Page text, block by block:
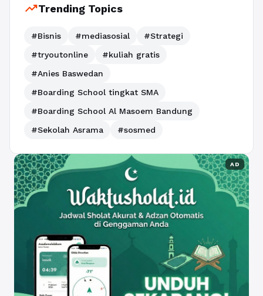
trending_upTrending Topics
#Bisnis #mediasosial
#Strategi
#tryoutonline
#kuliah gratis
#Anies Baswedan
#Boarding School tingkat SMA
#Boarding School Al Masoem Bandung
#Sekolah Asrama
#sosmed
AD